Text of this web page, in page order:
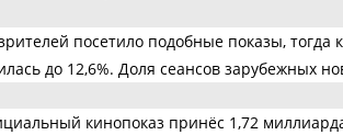
посетило подобные показы,
до 12,6%. Доля сеансов зарубежных
кинопоказ принёс 1,72